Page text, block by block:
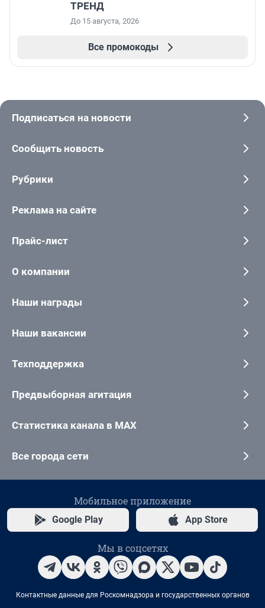
ТРЕНД
До 15 августа, 2026
Все промокоды
Подписаться на новости
Сообщить новость
Рубрики
Реклама на сайте
Прайс-лист
О компании
Наши награды
Наши вакансии
Техподдержка
Предвыборная агитация
Статистика канала в MAX
Все города сети
Мобильное приложение
Google Play App Store
Мы в соцсетях
Контактные данные для Роскомнадзора и государственных органов